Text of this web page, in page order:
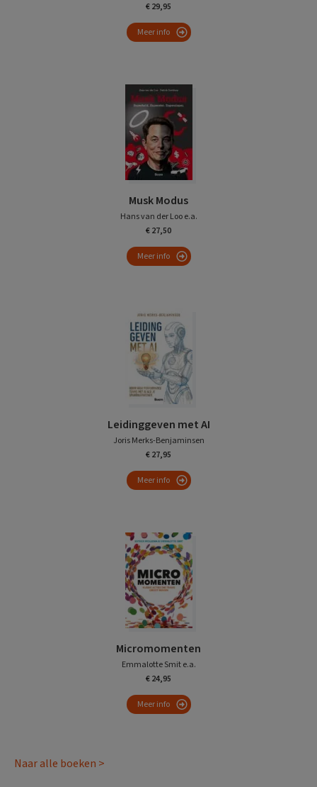
€ 29,95
Meer info
Musk Modus
Hans van der Loo e.a.
€ 27,50
Meer info
Leidinggeven met AI
Joris Merks-Benjaminsen
€ 27,95
Meer info
Micromomenten
Emmalotte Smit e.a.
€ 24,95
Meer info
Naar alle boeken >